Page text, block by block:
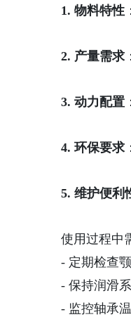
1. 物料特性
2. 产量需求
3. 动力配置
4. 环保要求
5. 维护便利
使用过程中
- 定期检查
- 保持润滑
- 监控轴承